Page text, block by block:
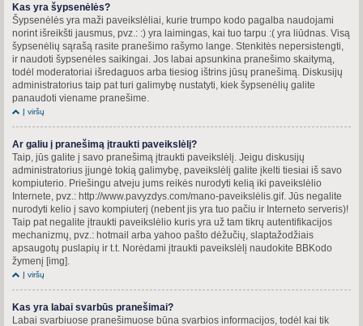
Kas yra šypsenėlės?
Šypsenėlės yra maži paveikslėliai, kurie trumpo kodo pagalba naudojami
norint išreikšti jausmus, pvz.: :) yra laimingas, kai tuo tarpu :( yra liūdnas. Visą
šypsenėlių sąrašą rasite pranešimo rašymo lange. Stenkitės nepersistengti,
ir naudoti šypsenėles saikingai. Jos labai apsunkina pranešimo skaitymą,
todėl moderatoriai išredaguos arba tiesiog ištrins jūsų pranešimą. Diskusijų
administratorius taip pat turi galimybę nustatyti, kiek šypsenėlių galite
panaudoti viename pranešime.
Į viršų
Ar galiu į pranešimą įtraukti paveikslėlį?
Taip, jūs galite į savo pranešimą įtraukti paveikslėlį. Jeigu diskusijų
administratorius įjungė tokią galimybę, paveikslėlį galite įkelti tiesiai iš savo
kompiuterio. Priešingu atveju jums reikės nurodyti kelią iki paveikslėlio
Internete, pvz.: http://www.pavyzdys.com/mano-paveikslėlis.gif. Jūs negalite
nurodyti kelio į savo kompiuterį (nebent jis yra tuo pačiu ir Interneto serveris)!
Taip pat negalite įtraukti paveikslėlio kuris yra už tam tikrų autentifikacijos
mechanizmų, pvz.: hotmail arba yahoo pašto dėžučių, slaptažodžiais
apsaugotų puslapių ir t.t. Norėdami įtraukti paveikslėlį naudokite BBKodo
žymenį [img].
Į viršų
Kas yra labai svarbūs pranešimai?
Labai svarbiuose pranešimuose būna svarbios informacijos, todėl kai tik